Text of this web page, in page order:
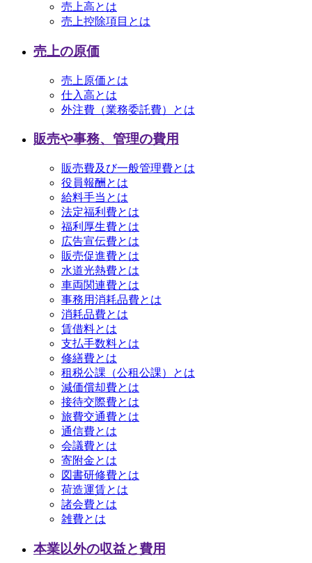
売上高とは
売上控除項目とは
売上の原価
売上原価とは
仕入高とは
外注費（業務委託費）とは
販売や事務、管理の費用
販売費及び一般管理費とは
役員報酬とは
給料手当とは
法定福利費とは
福利厚生費とは
広告宣伝費とは
販売促進費とは
水道光熱費とは
車両関連費とは
事務用消耗品費とは
消耗品費とは
賃借料とは
支払手数料とは
修繕費とは
租税公課（公租公課）とは
減価償却費とは
接待交際費とは
旅費交通費とは
通信費とは
会議費とは
寄附金とは
図書研修費とは
荷造運賃とは
諸会費とは
雑費とは
本業以外の収益と費用